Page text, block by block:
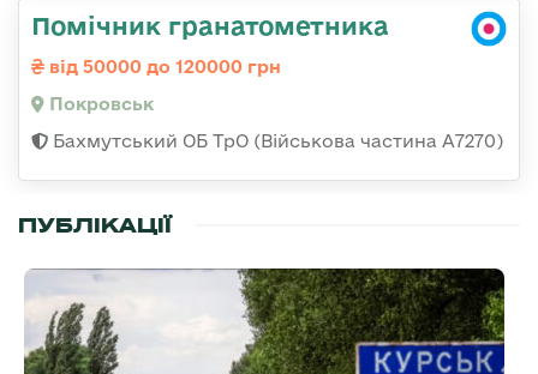
Помічник гранатометника
від 50000 до 120000 грн
Покровськ
Бахмутський ОБ ТрО (Військова частина А7270)
ПУБЛІКАЦІЇ